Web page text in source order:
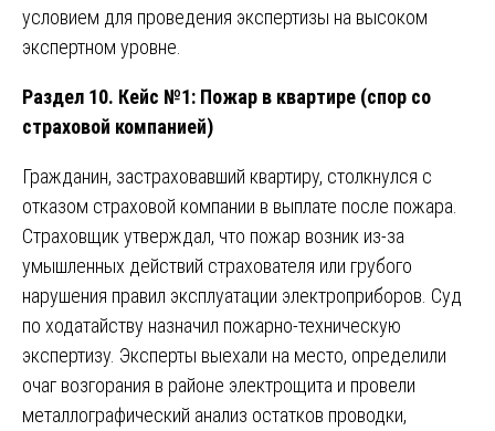
условием для проведения экспертизы на высоком
экспертном уровне.
Раздел 10. Кейс №1: Пожар в квартире (спор со
страховой компанией)
Гражданин, застраховавший квартиру, столкнулся с
отказом страховой компании в выплате после пожара.
Страховщик утверждал, что пожар возник из-за
умышленных действий страхователя или грубого
нарушения правил эксплуатации электроприборов. Суд
по ходатайству назначил пожарно-техническую
экспертизу. Эксперты выехали на место, определили
очаг возгорания в районе электрощита и провели
металлографический анализ остатков проводки,